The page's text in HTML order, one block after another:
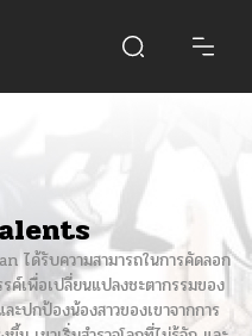
ด้รับความสามารถในการคัดลอก
ค์เพื่อเปลี่ยนแปลงชะตากรรมของ
ะปกป้องน้องสาวของเขาจากการ